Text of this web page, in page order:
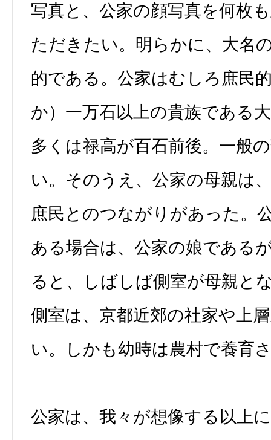
写真と、公家の顔写真を何枚
ただきたい。明らかに、大名
的である。公家はむしろ庶民
か）一万石以上の貴族である
多くは禄高が百石前後。一般
い。そのうえ、公家の母親は
庶民とのつながりがあった。
ある場合は、公家の娘である
ると、しばしば側室が母親と
側室は、京都近郊の社家や上
い。しかも幼時は農村で養育
公家は、我々が想像する以上